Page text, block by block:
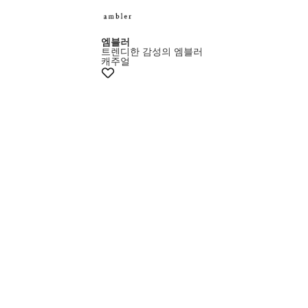
엠블러
트렌디한 감성의 엠블러
캐주얼